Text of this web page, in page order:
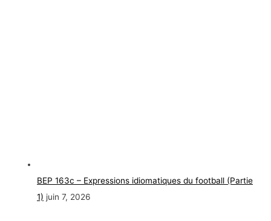
BEP 163c – Expressions idiomatiques du football (Partie
1) juin 7, 2026